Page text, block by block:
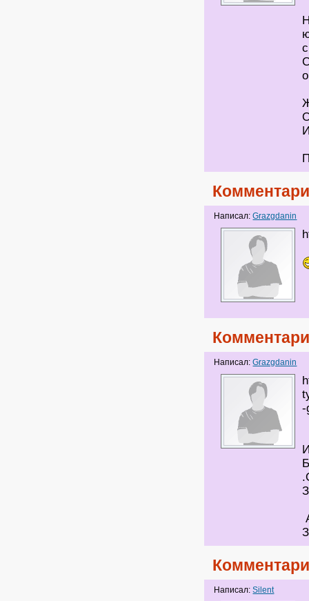
Написал:Grazgdanin
Написал:Grazgdanin
-
Написал:Silent